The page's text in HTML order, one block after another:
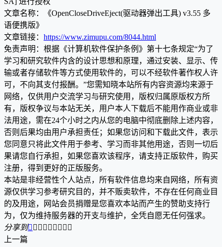
文章名称：《OpenCloseDriveEject(驱动器弹出工具) v3.55 多
语便携版》
文章链接： https://www.zimupu.com/8044.html
免责声明：根据《计算机软件保护条例》第十七条规定“为了
学习和研究软件内含的设计思想和原理，通过安装、显示、传
输或者存储软件等方式使用软件的，可以不经软件著作权人许
可，不向其支付报酬。”您需知晓本站所有内容资源均来源于
网络，仅供用户交流学习与研究使用，版权归属原版权方所
有，版权争议与本站无关，用户本人下载后不能用作商业或非
法用途，需在24个小时之内从您的电脑中彻底删除上述内容，
否则后果均由用户承担责任；如果您访问和下载此文件，表示
您同意只将此文件用于参考、学习而非其他用途，否则一切后
果请您自行承担，如果您喜欢该程序，请支持正版软件，购买
注册，得到更好的正版服务。
本站是非经营性个人站点，所有软件信息均来自网络，所有资
源仅供学习参考研究目的，并不贩卖软件，不存在任何商业目
的及用途，网站会员捐赠是您喜欢本站而产生的赞助支持行
为，仅为维持服务器的开支与维护，全凭自愿无任何强求。
分享到        
上一篇